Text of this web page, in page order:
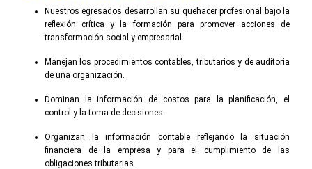
Nuestros egresados desarrollan su quehacer profesional bajo la
reflexión crítica y la formación para promover acciones de
transformación social y empresarial.
Manejan los procedimientos contables, tributarios y de auditoria
de una organización.
Dominan la información de costos para la planificación, el
control y la toma de decisiones.
Organizan la información contable reflejando la situación
financiera de la empresa y para el cumplimiento de las
obligaciones tributarias.